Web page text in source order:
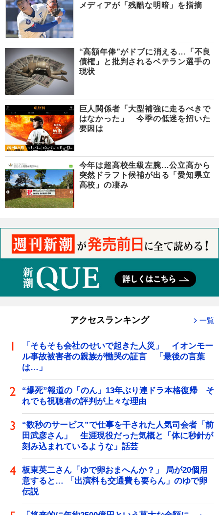
メディアが「残酷な明暗」を指摘
“高額年俸”がドブに消える…「不良
債権」と批判されるベテラン選手の
現状
巨人関係者「大型補強に走るべきで
はなかった」 今季の低迷を招いた
要因は
今年は超高校生級左腕…公立高から
突然ドラフト候補が出る「愛知県立
高校」の凄み
アクセスランキング 一覧
「そもそも会社のせいで起きた人災」 イオンモー
ル事故被害者の親族が慟哭の証言 「最後の言葉
は…」
“爆死”報道の「のん」13年ぶり連ドラ本格復帰 そ
れでも視聴者の評判が上々な理由
“数秒のサービス”で仕事を干された人気司会者「前
田武彦さん」 生涯現役だった気概と「体に秒針が
刻み込まれているような」話芸
板東英二さん「ゆで卵おまへんか？」 局が20個用
意すると… 「出演料も交通費も要らん」のゆで卵
伝説